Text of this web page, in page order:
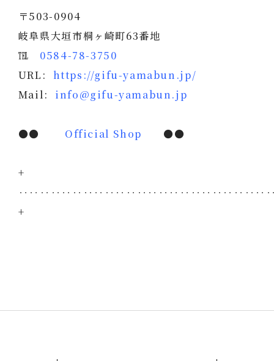
〒503-0904
岐阜県大垣市桐ヶ崎町63番地
℡ 0584-78-3750
URL: https://gifu-yamabun.jp/
Mail: info@gifu-yamabun.jp
●● Official Shop ●●
+
+